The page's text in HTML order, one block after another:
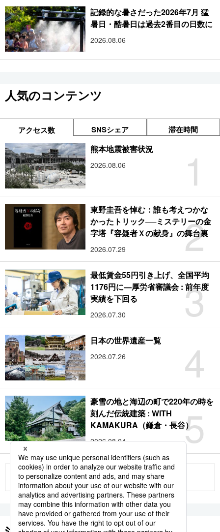
記録的な暑さだった2026年7月 猛
暑日・酷暑日は過去2番目の日数に
2026.08.06
人気のコンテンツ
アクセス数 SNSシェア 滞在時間
1
熊本地震被害状況
2026.08.06
2
東野圭吾を悼む：誰も考えつかな
かったトリック──ミステリーの金
字塔『容疑者Ｘの献身』の舞台裏
2026.07.29
3
最低賃金55円引き上げ、全国平均
1176円に―厚労省審議会 : 前年度
実績を下回る
2026.07.30
4
日本の世界遺産一覧
2026.07.26
5
豪雪の地と海辺の町で220年の時を
刻んだ伝統建築 : WITH
KAMAKURA（鎌倉・長谷）
2026.08.04
もっと見る